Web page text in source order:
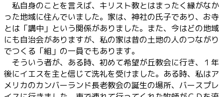
私自身のことを言えば、キリスト教とはまったく縁がなか
った地域に住んでいました。家は、神社の氏子であり、お寺
とは「講中」という関係がありました。また、今はどの地域
にも自治会がありますが、私の家は昔の土地の人のつながり
でつくる「組」の一員でもあります。
そういう者が、ある時、初めて希望が丘教会に行き、１年
後にイエスを主と信じて洗礼を受けました。ある時、私はア
メリカのカンバーランド長老教会の誕生の場所、バースプレ